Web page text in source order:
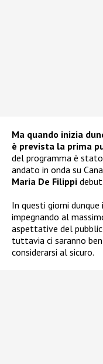
Ma quando inizia
è prevista la prima
del programma è
andato in onda su
Maria De Filippi
In questi giorni
impegnando al
aspettative del
tuttavia ci saranno
considerarsi al sicuro.